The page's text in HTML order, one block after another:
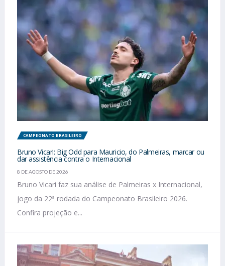
CAMPEONATO BRASILEIRO
Bruno Vicari: Big Odd para Mauricio, do Palmeiras, marcar ou
dar assistência contra o Internacional
8 DE AGOSTO DE 2026
Bruno Vicari faz sua análise de Palmeiras x Internacional,
jogo da 22ª rodada do Campeonato Brasileiro 2026.
Confira projeção e...